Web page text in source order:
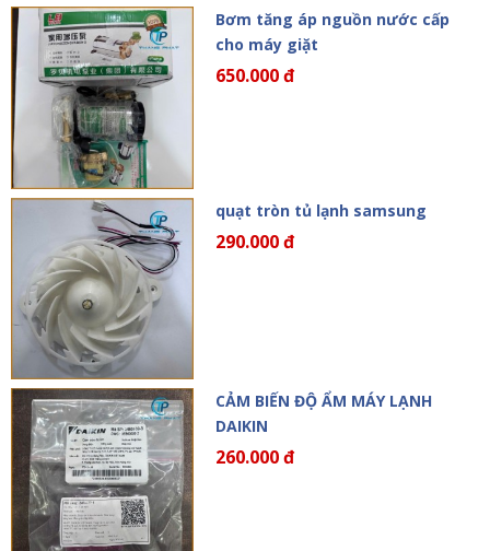
Bơm tăng áp nguồn nước cấp
cho máy giặt
650.000 đ
quạt tròn tủ lạnh samsung
290.000 đ
CẢM BIẾN ĐỘ ẨM MÁY LẠNH
DAIKIN
260.000 đ